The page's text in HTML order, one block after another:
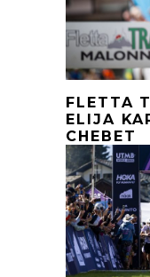
FLETTA
ELIJA
CHEBET